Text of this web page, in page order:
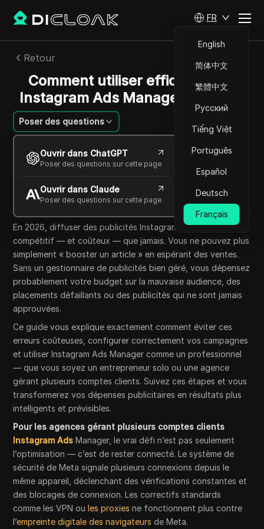
FR
English
简体中文
繁體中文
Русский
Tiếng Việt
Português
Español
Deutsch
Français
Retour
Comment utiliser efficacement
Instagram Ads Manager en 2026
Poser des questions
Ouvrir dans ChatGPT
Poser des questions sur cette page
Ouvrir dans Claude
Poser des questions sur cette page
Ekaterina Ivanova
12 juin 2026 9 min de lecture
Copy Link
En 2026, diffuser des publicités Instagram est plus
compétitif — et coûteux — que jamais. Vous ne pouvez plus
simplement « booster un article » en espérant des ventes.
Sans un gestionnaire de publicités bien géré, vous dépensez
probablement votre budget sur la mauvaise audience, des
placements défaillants ou des publicités qui ne sont jamais
approuvées.
Ce guide vous explique exactement comment éviter ces
erreurs coûteuses, configurer correctement vos campagnes
et utiliser Instagram Ads Manager comme un professionnel
— que vous soyez un entrepreneur solo ou une agence
gérant plusieurs comptes clients. Suivez ces étapes et vous
transformerez vos dépenses publicitaires en résultats plus
intelligents et prévisibles.
Pour les agences gérant plusieurs comptes clients
Instagram Ads Manager, le vrai défi n’est pas seulement
l’optimisation — c’est de rester connecté. Le système de
sécurité de Meta signale plusieurs connexions depuis le
même appareil, déclenchant des vérifications constantes et
des blocages de connexion. Les correctifs standards
comme les VPN oules proxies ne fonctionnent plus contre
l’empreinte digitale des navigateurs de Meta.